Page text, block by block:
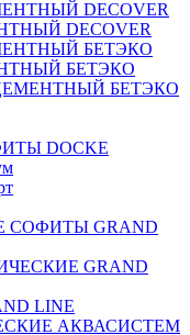
DECOVER
БЕТЭКО
БЕТЭКО
DOCKE
СОФИТЫ GRAND
GRAND
LINE